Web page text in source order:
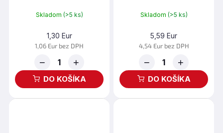
Skladom (>5 ks)
1,30 Eur
1,06 Eur bez DPH
− +
DO KOŠÍKA
Skladom (>5 ks)
5,59 Eur
4,54 Eur bez DPH
− +
DO KOŠÍKA